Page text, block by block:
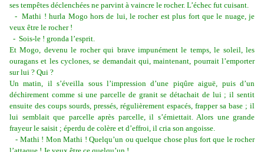
ses tempêtes déclenchées ne parvint à vaincre le rocher. L’échec fut cuisant.
- Mathi ! hurla Mogo hors de lui, le rocher est plus fort que le nuage, je
veux être le rocher !
- Sois-le ! gronda l’esprit.
Et Mogo, devenu le rocher qui brave impunément le temps, le soleil, les
ouragans et les cyclones, se demandait qui, maintenant, pourrait l’emporter
sur lui ? Qui ?
Un matin, il s’éveilla sous l’impression d’une piqûre aiguë, puis d’un
déchirement comme si une parcelle de granit se détachait de lui ; il sentit
ensuite des coups sourds, pressés, régulièrement espacés, frapper sa base ; il
lui semblait que parcelle après parcelle, il s’émiettait. Alors une grande
frayeur le saisit ; éperdu de colère et d’effroi, il cria son angoisse.
- Mathi ! Mon Mathi ! Quelqu’un ou quelque chose plus fort que le rocher